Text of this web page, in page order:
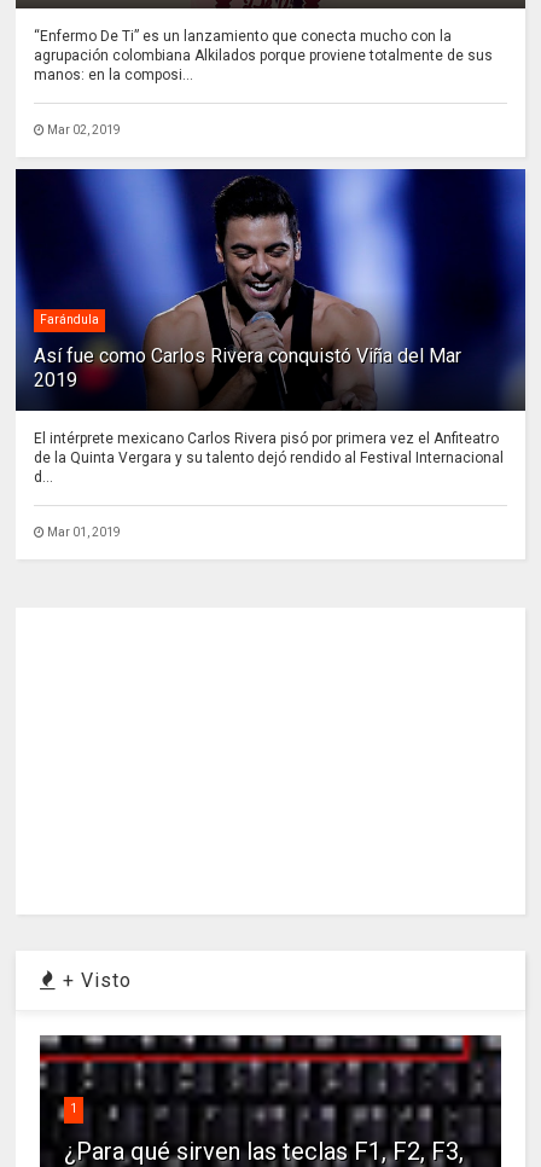
“Enfermo De Ti” es un lanzamiento que conecta mucho con la
agrupación colombiana Alkilados porque proviene totalmente de sus
manos: en la composi...
Mar 02, 2019
Farándula
Así fue como Carlos Rivera conquistó Viña del Mar
2019
El intérprete mexicano Carlos Rivera pisó por primera vez el Anfiteatro
de la Quinta Vergara y su talento dejó rendido al Festival Internacional
d...
Mar 01, 2019
+ Visto
1
¿Para qué sirven las teclas F1, F2, F3,